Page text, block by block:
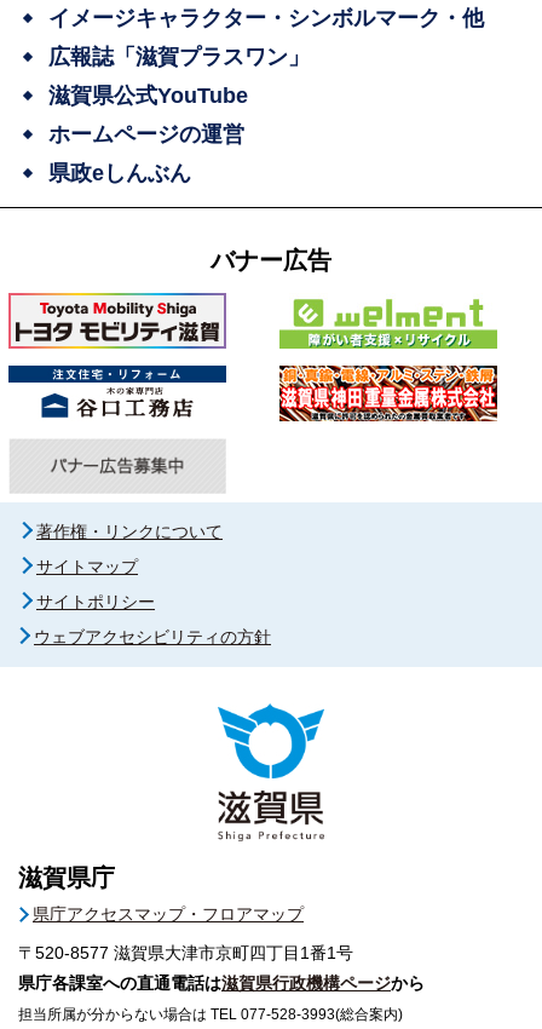
イメージキャラクター・シンボルマーク・他
広報誌「滋賀プラスワン」
滋賀県公式YouTube
ホームページの運営
県政eしんぶん
バナー広告
著作権・リンクについて
サイトマップ
サイトポリシー
ウェブアクセシビリティの方針
滋賀県庁
県庁アクセスマップ・フロアマップ
〒520-8577 滋賀県大津市京町四丁目1番1号
県庁各課室への直通電話は滋賀県行政機構ページから
担当所属が分からない場合は TEL 077-528-3993(総合案内)